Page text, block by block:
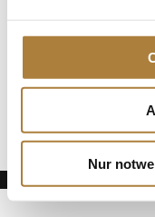
Nur
Weltmeister
100. Geburtstag
eine Legende des
Goldenes